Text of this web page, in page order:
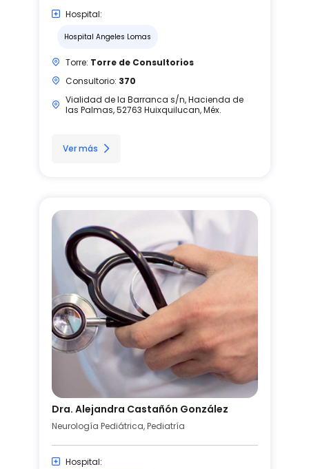
Hospital:
Hospital Angeles Lomas
Torre: Torre de Consultorios
Consultorio: 370
Vialidad de la Barranca s/n, Hacienda de
las Palmas, 52763 Huixquilucan, Méx.
Ver más
Dra. Alejandra Castañón González
Neurología Pediátrica, Pediatría
Hospital: